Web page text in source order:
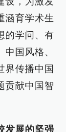
涵育学术生
的学问、有
国风格、
界传播中国
贡献中国智
发展的坚强